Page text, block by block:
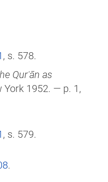
, s. 578.
Qurʾān as
York 1952. — p. 1,
, s. 579.
.